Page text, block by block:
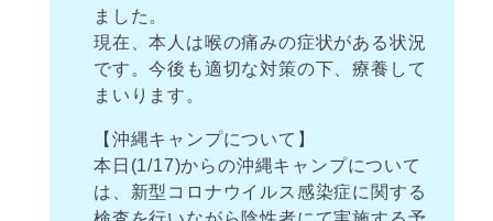
ました。
現在、本人は喉の痛みの症状がある状況
です。今後も適切な対策の下、療養して
まいります。
【沖縄キャンプについて】
本日(1/17)からの沖縄キャンプについて
は、新型コロナウイルス感染症に関する